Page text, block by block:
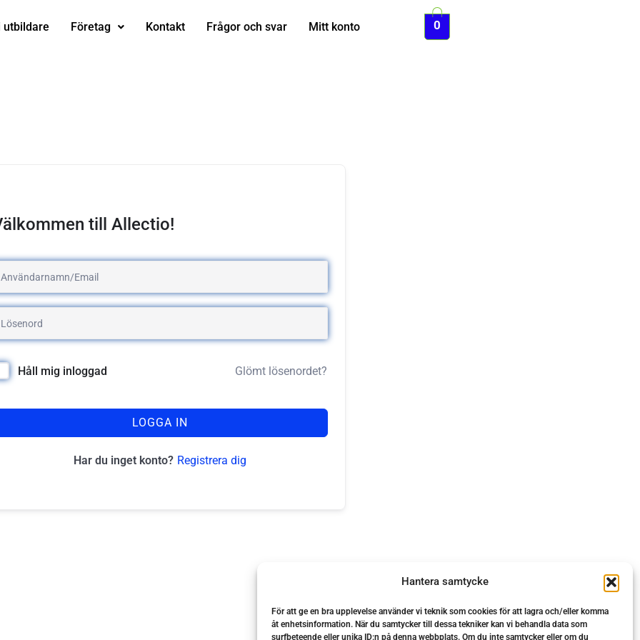
Hantera samtycke
För att ge en bra upplevelse använder vi teknik som cookies för att lagra och/eller komma
åt enhetsinformation. När du samtycker till dessa tekniker kan vi behandla data som
surfbeteende eller unika ID:n på denna webbplats. Om du inte samtycker eller om du
utbildare Företag Kontakt Frågor och svar Mitt konto 0
till Allectio!
Håll mig inloggad Glömt lösenordet?
LOGGA IN
Har du inget konto? Registrera dig